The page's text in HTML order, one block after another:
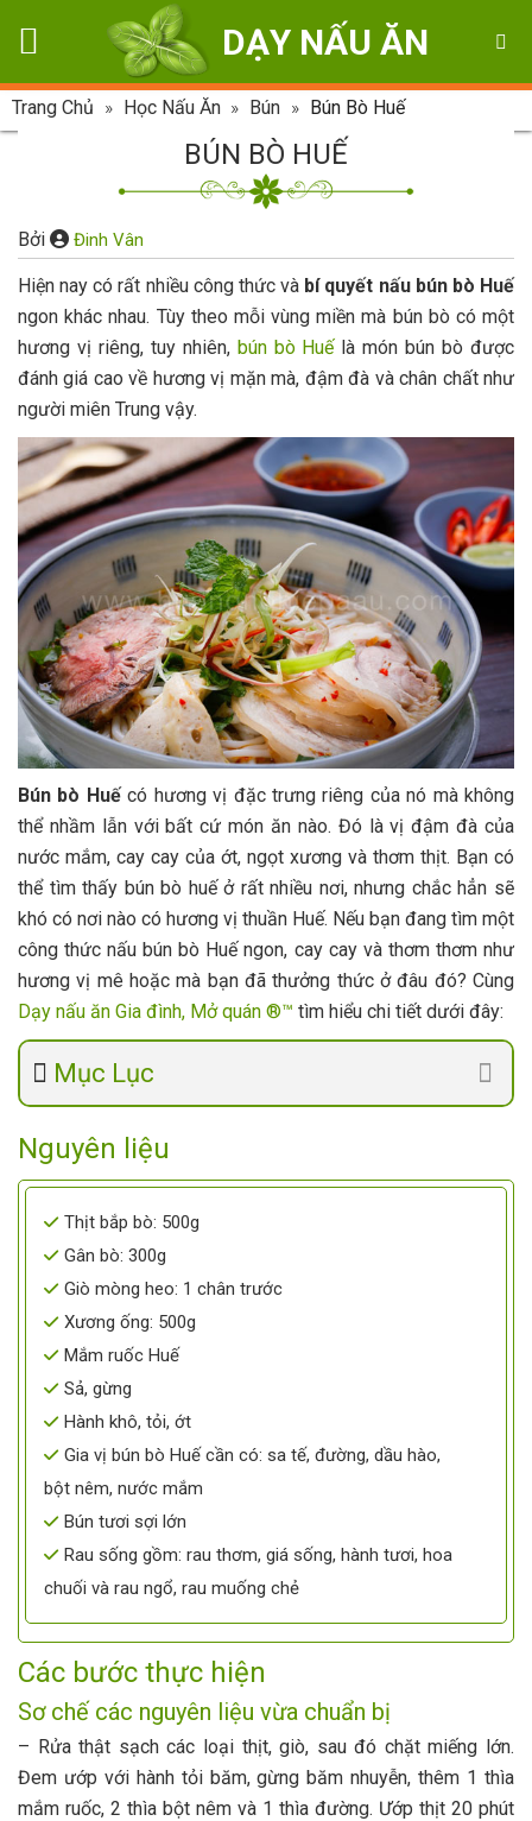
DẠY NẤU ĂN
Trang Chủ » Học Nấu Ăn » Bún » Bún Bò Huế
BÚN BÒ HUẾ
Bởi Đinh Vân
Hiện nay có rất nhiều công thức và bí quyết nấu bún bò Huế
ngon khác nhau. Tùy theo mỗi vùng miền mà bún bò có một
hương vị riêng, tuy nhiên, bún bò Huếlà món bún bò được
đánh giá cao về hương vị mặn mà, đậm đà và chân chất như
người miên Trung vậy.
Bún bò Huếcó hương vị đặc trưng riêng của nó mà không
thể nhầm lẫn với bất cứ món ăn nào. Đó là vị đậm đà của
nước mắm, cay cay của ớt, ngọt xương và thơm thịt. Bạn có
thể tìm thấy bún bò huế ở rất nhiều nơi, nhưng chắc hẳn sẽ
khó có nơi nào có hương vị thuần Huế. Nếu bạn đang tìm một
công thức nấu bún bò Huế ngon, cay cay và thơm thơm như
hương vị mê hoặc mà bạn đã thưởng thức ở đâu đó? Cùng
Dạy nấu ăn Gia đình, Mở quán ®™ tìm hiểu chi tiết dưới đây:
Mục Lục
Nguyên liệu
Thịt bắp bò: 500g
Gân bò: 300g
Giò mòng heo: 1 chân trước
Xương ống: 500g
Mắm ruốc Huế
Sả, gừng
Hành khô, tỏi, ớt
Gia vị bún bò Huế cần có: sa tế, đường, dầu hào,
bột nêm, nước mắm
Bún tươi sợi lớn
Rau sống gồm: rau thơm, giá sống, hành tươi, hoa
chuối và rau ngổ, rau muống chẻ
Các bước thực hiện
Sơ chế các nguyên liệu vừa chuẩn bị
– Rửa thật sạch các loại thịt, giò, sau đó chặt miếng lớn.
Đem ướp với hành tỏi băm, gừng băm nhuyễn, thêm 1 thìa
mắm ruốc, 2 thìa bột nêm và 1 thìa đường. Ướp thịt 20 phút